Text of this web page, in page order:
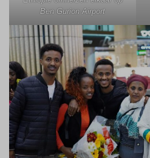
Ben Gurion Airport